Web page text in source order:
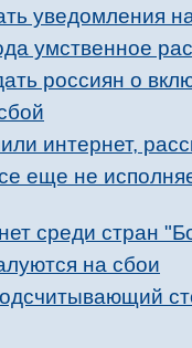
уведомления
умственное
россиян о
интернет,
еще не
среди стран
на сбои